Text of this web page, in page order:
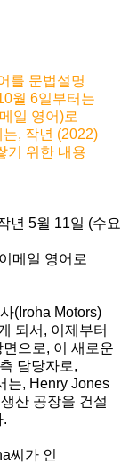
를 문법설명
월 6일부터는
일 영어)로
, 작년 (2022)
기 위한 내용
년 5월 11일 (수요
메일 영어로
(Iroha Motors)
되서, 이제부터
으로, 이 새로운
담당자로,
는, Henry Jones
산 공장을 건설
.
씨가 인